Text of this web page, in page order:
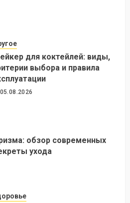
для коктейлей: виды,
выбора и правила
05.08.2026
обзор современных
ухода